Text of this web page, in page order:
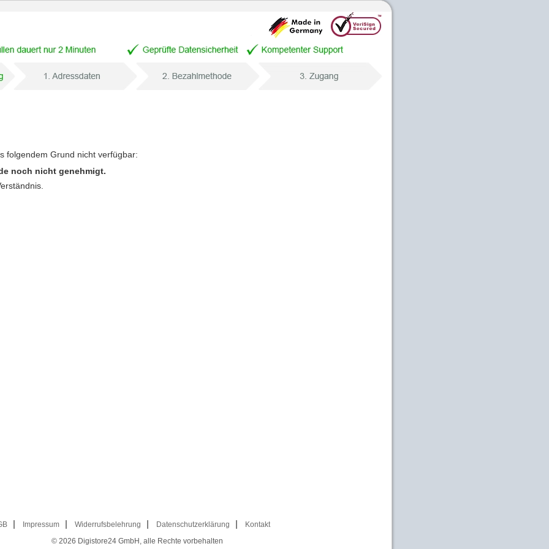
folgendem Grund nicht verfügbar:
noch nicht genehmigt.
Impressum Widerrufsbelehrung Datenschutzerklärung
Kontakt
© 2026 Digistore24 GmbH, alle Rechte vorbehalten